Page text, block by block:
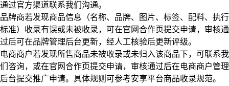
通过官方渠道联系我们沟通。
品牌商若发现商品信息（名称、品牌、图片、标签、配料、执行
标准）收录有误或未被收录，可在官网合作页提交申请，审核通
过后可在品牌管理后台更新，经人工核验后更新评级。
电商商户若发现所售商品未被收录或未归入该商品下，可联系我
们咨询，或在官网合作页提交申请，审核通过后在电商商户管理
后台提交推广申请。具体规则可参考安享平台商品收录规范。